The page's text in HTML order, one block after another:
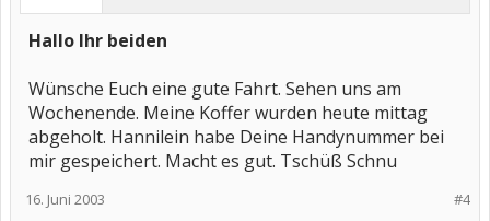
Hallo Ihr beiden
Wünsche Euch eine gute Fahrt. Sehen uns am
Wochenende. Meine Koffer wurden heute mittag
abgeholt. Hannilein habe Deine Handynummer bei
mir gespeichert. Macht es gut. Tschüß Schnu
#4
16. Juni 2003